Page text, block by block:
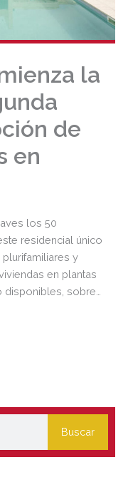
la
de
en
los 50
residencial único
y
en plantas
disponibles, sobre
Buscar